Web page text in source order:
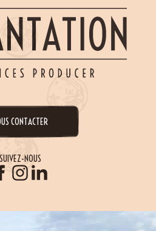
CONTACTER
SUIVEZ-NOUS